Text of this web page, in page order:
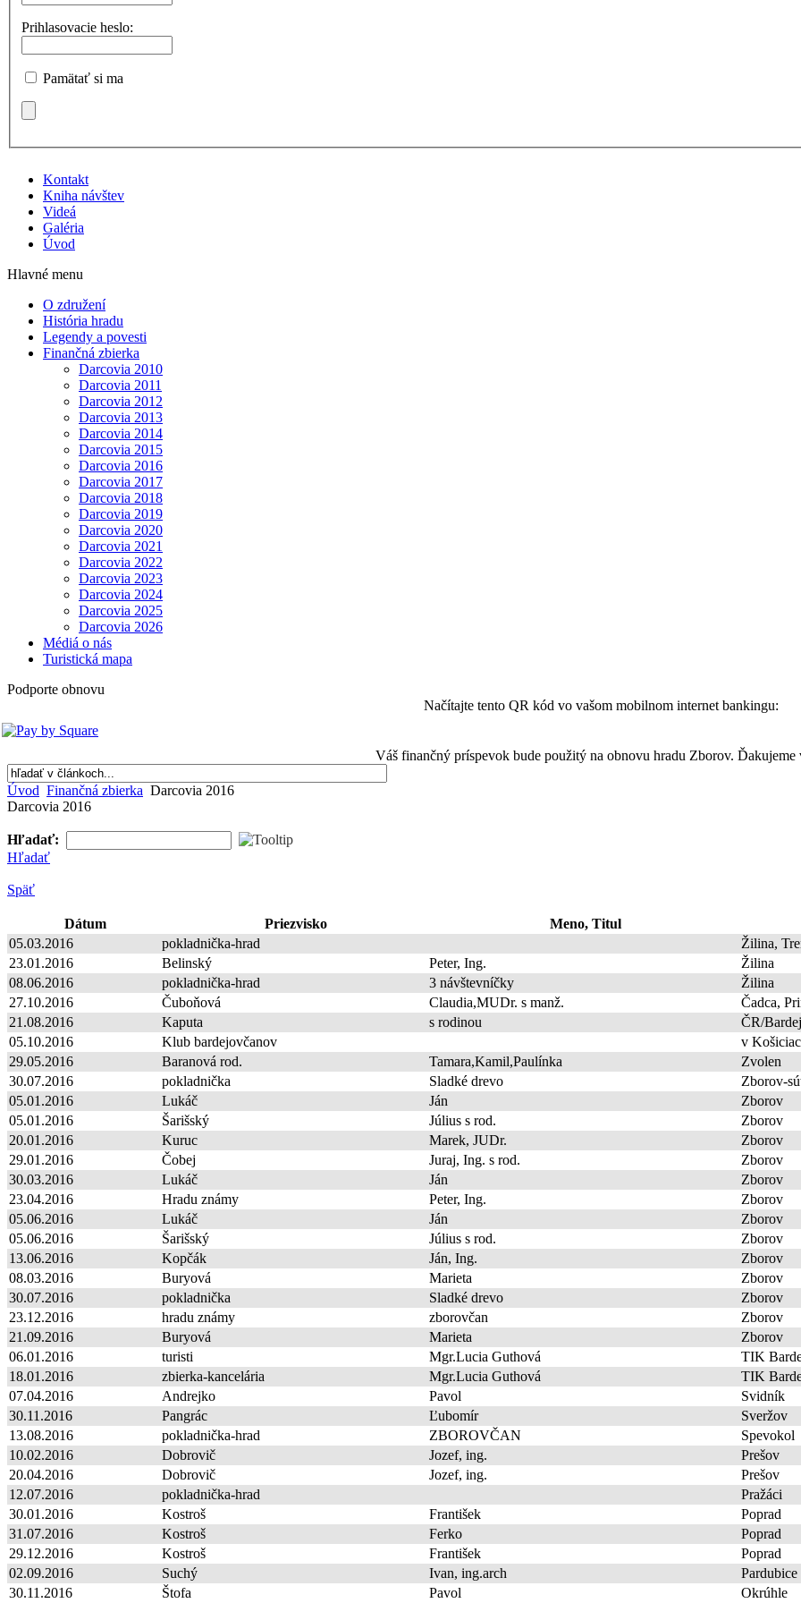
Prihlasovacie heslo:
Pamätať si ma
Kontakt
Kniha návštev
Videá
Galéria
Úvod
Hlavné menu
O združení
História hradu
Legendy a povesti
Finančná zbierka
Darcovia 2010
Darcovia 2011
Darcovia 2012
Darcovia 2013
Darcovia 2014
Darcovia 2015
Darcovia 2016
Darcovia 2017
Darcovia 2018
Darcovia 2019
Darcovia 2020
Darcovia 2021
Darcovia 2022
Darcovia 2023
Darcovia 2024
Darcovia 2025
Darcovia 2026
Médiá o nás
Turistická mapa
Podporte obnovu
Načítajte tento QR kód vo vašom mobilnom internet bankingu:
Váš finančný príspevok bude použitý na obnovu hradu Zborov. Ďakujeme
Úvod Finančná zbierka Darcovia 2016
Darcovia 2016
Hľadať:
Hľadať
Späť
Dátum Priezvisko
Meno, Titul
05.03.2016
pokladnička-hrad
Žilina,
23.01.2016
Belinský Peter, Ing.
Žilina
08.06.2016
pokladnička-hrad 3 návštevníčky
Žilina
27.10.2016
Čuboňová Claudia,MUDr. s manž.
Čadca,
21.08.2016
Kaputa s rodinou
ČR/
05.10.2016
Klub bardejovčanov
v
29.05.2016
Baranová rod. Tamara,Kamil,Paulínka
Zvolen
30.07.2016
pokladnička Sladké drevo
Zborov-
05.01.2016
Lukáč Ján
Zborov
05.01.2016
Šarišský Július s rod.
Zborov
20.01.2016
Kuruc Marek, JUDr.
Zborov
29.01.2016
Čobej Juraj, Ing. s rod.
Zborov
30.03.2016
Lukáč Ján
Zborov
23.04.2016
Hradu známy Peter, Ing.
Zborov
05.06.2016
Lukáč Ján
Zborov
05.06.2016
Šarišský Július s rod.
Zborov
13.06.2016
Kopčák Ján, Ing.
Zborov
08.03.2016
Buryová Marieta
Zborov
30.07.2016
pokladnička Sladké drevo
Zborov
23.12.2016
hradu známy zborovčan
Zborov
21.09.2016
Buryová Marieta
Zborov
06.01.2016
turisti Mgr.Lucia Guthová
TIK
18.01.2016
zbierka-kancelária Mgr.Lucia Guthová
TIK
07.04.2016
Andrejko Pavol
Svidník
30.11.2016
Pangrác Ľubomír
Sveržov
13.08.2016
pokladnička-hrad ZBOROVČAN
Spevokol
10.02.2016
Dobrovič Jozef, ing.
Prešov
20.04.2016
Dobrovič Jozef, ing.
Prešov
12.07.2016
pokladnička-hrad
Pražáci
30.01.2016
Kostroš František
Poprad
31.07.2016
Kostroš Ferko
Poprad
29.12.2016
Kostroš František
Poprad
02.09.2016
Suchý Ivan, ing.arch
Pardubice
30.11.2016
Štofa Pavol Okrúhle